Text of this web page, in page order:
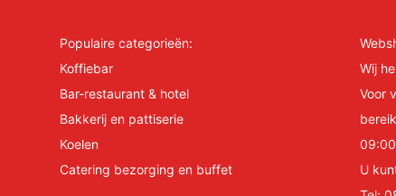
Populaire categorieën:
Koffiebar
Bar-restaurant & hotel
Bakkerij en pattiserie
Koelen
Catering bezorging en buffet
Wij
Voor
U